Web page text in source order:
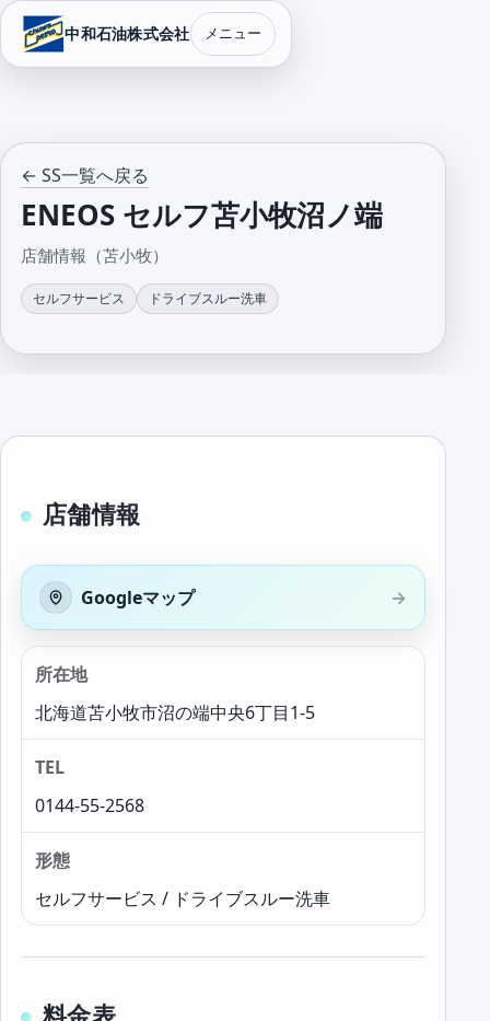
中和石油株式会社 メニュー
← SS一覧へ戻る
ENEOS セルフ苫小牧沼ノ端
店舗情報（苫小牧）
セルフサービス ドライブスルー洗車
店舗情報
Googleマップ
所在地
北海道苫小牧市沼の端中央6丁目1-5
TEL
0144-55-2568
形態
セルフサービス / ドライブスルー洗車
料金表